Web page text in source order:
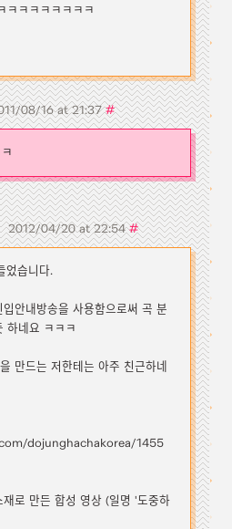
ㅋㅋㅋㅋㅋㅋㅋㅋ
08/16 at 21:37#
2012/04/20 at 22:54#
었습니다.
안내방송을 사용함으로써 곡 분
하네요 ㅋㅋㅋ
만드는 저한테는 아주 친근하네
dojunghachakorea/1455
로 만든 합성 영상 (일명 '도중하